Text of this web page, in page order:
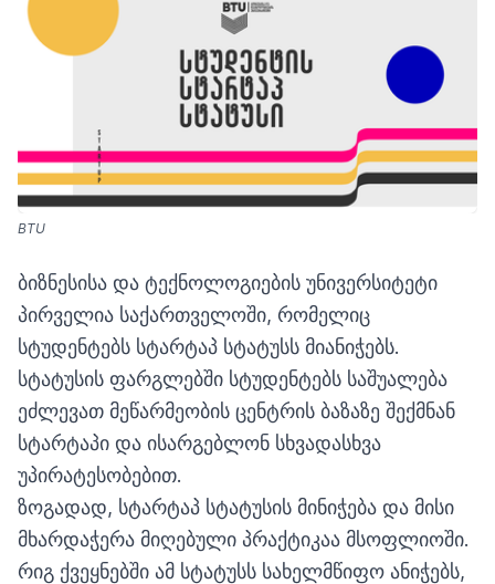
BTU
ბიზნესისა და ტექნოლოგიების უნივერსიტეტი
პირველია საქართველოში, რომელიც
სტუდენტებს სტარტაპ სტატუსს მიანიჭებს.
სტატუსის ფარგლებში სტუდენტებს საშუალება
ეძლევათ მეწარმეობის ცენტრის ბაზაზე შექმნან
სტარტაპი და ისარგებლონ სხვადასხვა
უპირატესობებით.
ზოგადად, სტარტაპ სტატუსის მინიჭება და მისი
მხარდაჭერა მიღებული პრაქტიკაა მსოფლიოში.
რიგ ქვეყნებში ამ სტატუსს სახელმწიფო ანიჭებს,